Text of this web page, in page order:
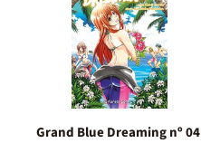
Grand Blue Dreaming nº 04